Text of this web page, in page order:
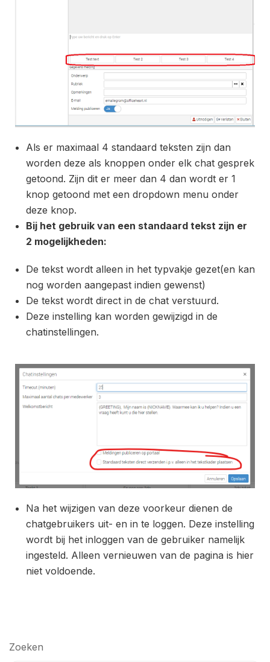
Als er maximaal 4 standaard teksten zijn dan
worden deze als knoppen onder elk chat gesprek
getoond. Zijn dit er meer dan 4 dan wordt er 1
knop getoond met een dropdown menu onder
deze knop.
Bij het gebruik van een standaard tekst zijn er
2 mogelijkheden:
De tekst wordt alleen in het typvakje gezet(en kan
nog worden aangepast indien gewenst)
De tekst wordt direct in de chat verstuurd.
Deze instelling kan worden gewijzigd in de
chatinstellingen.
Na het wijzigen van deze voorkeur dienen de
chatgebruikers uit- en in te loggen. Deze instelling
wordt bij het inloggen van de gebruiker namelijk
ingesteld. Alleen vernieuwen van de pagina is hier
niet voldoende.
Zoeken